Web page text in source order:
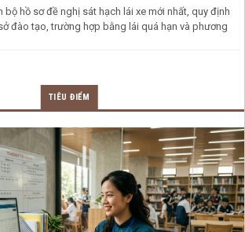
hồ sơ đề nghị sát hạch lái xe mới nhất, quy định
đào tạo, trường hợp bằng lái quá hạn và phương
TIÊU ĐIỂM